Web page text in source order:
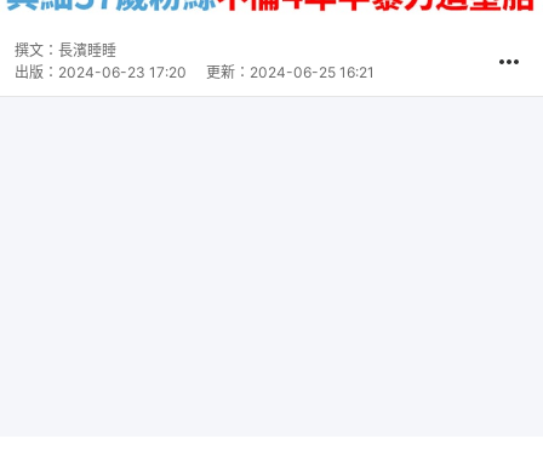
撰文： 長濱睡睡
出版： 2024-06-23 17:20 更新： 2024-06-25 16:21